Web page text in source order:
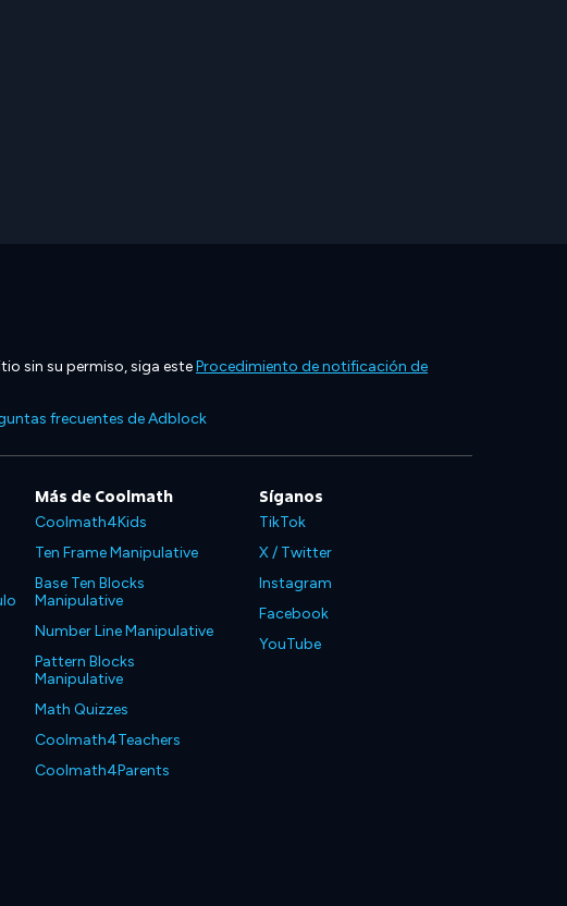
sin su permiso, siga esteProcedimiento de notificación de
frecuentes de Adblock
Más de Coolmath
Coolmath4Kids
Ten Frame Manipulative
Base Ten Blocks
Manipulative
Number Line Manipulative
Pattern Blocks
Manipulative
Math Quizzes
Coolmath4Teachers
Coolmath4Parents
Síganos
TikTok
X / Twitter
Instagram
Facebook
YouTube